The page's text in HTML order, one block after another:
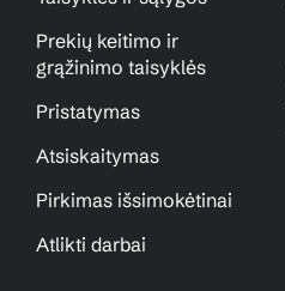
Prekių keitimo ir
grąžinimo taisyklės
Pristatymas
Atsiskaitymas
Pirkimas išsimokėtinai
Atlikti darbai